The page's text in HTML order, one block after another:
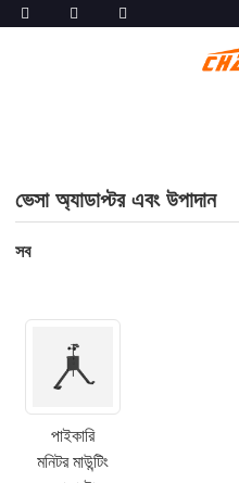
ভেসা অ্যাডাপ্টর এবং উপাদান
সব
পাইকারি
মনিটর মাউন্টিং